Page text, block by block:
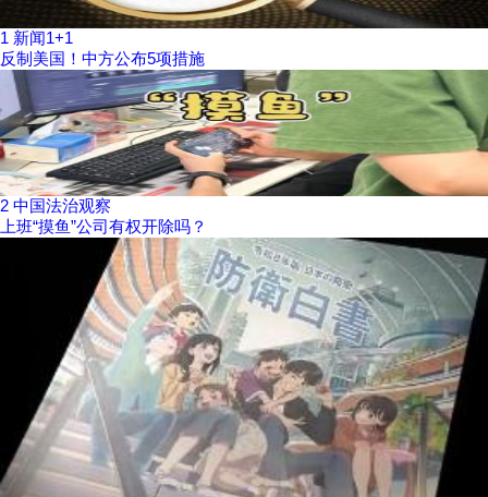
1 新闻1+1
反制美国！中方公布5项措施
2 中国法治观察
上班“摸鱼”公司有权开除吗？